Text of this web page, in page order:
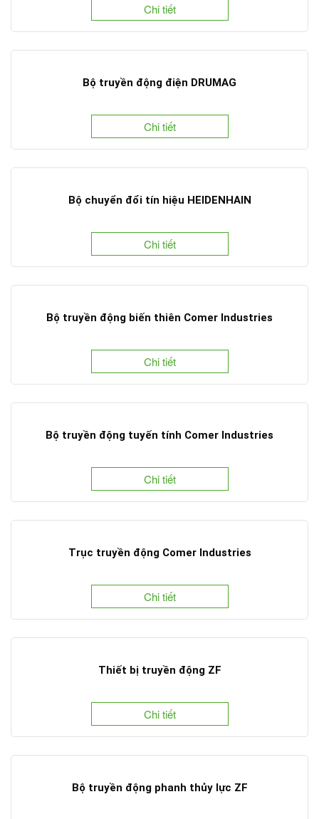
Chi tiết
Bộ truyền động điện DRUMAG
Chi tiết
Bộ chuyển đổi tín hiệu HEIDENHAIN
Chi tiết
Bộ truyền động biến thiên Comer Industries
Chi tiết
Bộ truyền động tuyến tính Comer Industries
Chi tiết
Trục truyền động Comer Industries
Chi tiết
Thiết bị truyền động ZF
Chi tiết
Bộ truyền động phanh thủy lực ZF